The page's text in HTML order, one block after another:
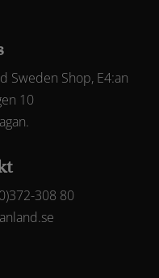
Sweden Shop, E4:an
10
308 80